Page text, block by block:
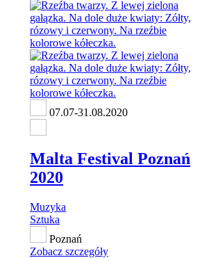
07.07-31.08.2020
Malta Festival Poznań
2020
Muzyka
Sztuka
Poznań
Zobacz szczegóły